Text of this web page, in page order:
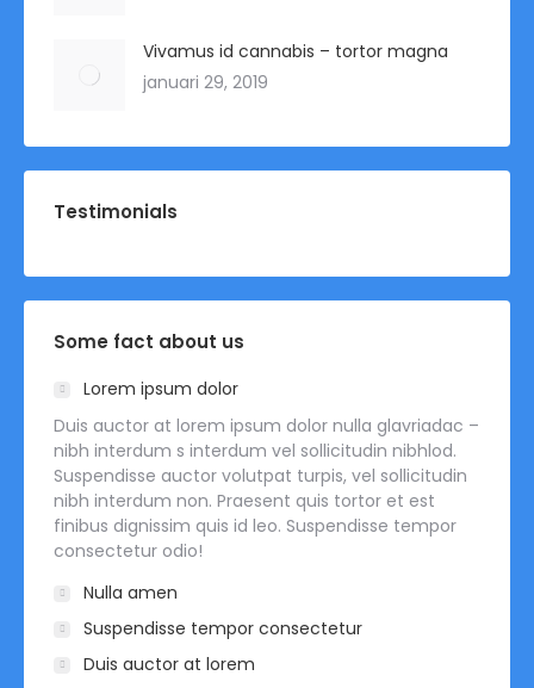
Vivamus id cannabis – tortor magna
januari 29, 2019
Testimonials
Some fact about us
Lorem ipsum dolor
Duis auctor at lorem ipsum dolor nulla glavriadac –
nibh interdum s interdum vel sollicitudin nibhlod.
Suspendisse auctor volutpat turpis, vel sollicitudin
nibh interdum non. Praesent quis tortor et est
finibus dignissim quis id leo. Suspendisse tempor
consectetur odio!
Nulla amen
Suspendisse tempor consectetur
Duis auctor at lorem